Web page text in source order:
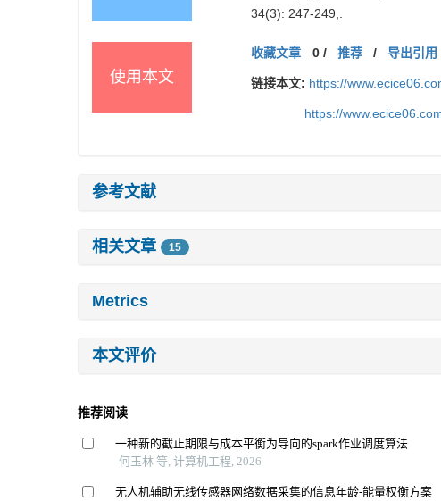
34(3): 247-249,.
使用本文
收藏文章 0/ 推荐 /导出引用
链接本文: https://
https://
参考文献
相关文章 15
Metrics
本文评价